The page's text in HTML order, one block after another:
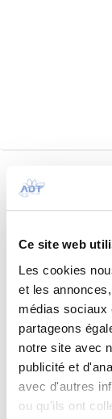
Ce site web
Les cookies
et les
médias sociaux
partageons
notre site avec
publicité et
avec d'autres
ou qu'ils ont
SAO PAULO-VIRACOPOS
CÔTE D’IVOIRE
ABIDJAN
BREST